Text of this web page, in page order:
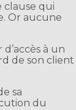
clause qui
Or aucune
à un
de son client
sa
du